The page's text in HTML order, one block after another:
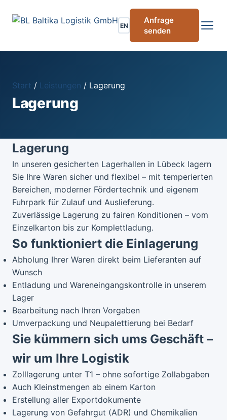
EN
Anfrage
senden
Start / Leistungen / Lagerung
Lagerung
Lagerung
In unseren gesicherten Lagerhallen in Lübeck lagern
Sie Ihre Waren sicher und flexibel – mit temperierten
Bereichen, moderner Fördertechnik und eigenem
Fuhrpark für Zulauf und Auslieferung.
Zuverlässige Lagerung zu fairen Konditionen – vom
Einzelkarton bis zur Komplettladung.
So funktioniert die Einlagerung
Abholung Ihrer Waren direkt beim Lieferanten auf
Wunsch
Entladung und Wareneingangskontrolle in unserem
Lager
Bearbeitung nach Ihren Vorgaben
Umverpackung und Neupalettierung bei Bedarf
Sie kümmern sich ums Geschäft –
wir um Ihre Logistik
Zolllagerung unter T1 – ohne sofortige Zollabgaben
Auch Kleinstmengen ab einem Karton
Erstellung aller Exportdokumente
Lagerung von Gefahrgut (ADR) und Chemikalien